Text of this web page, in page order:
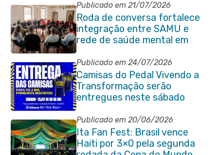
Publicado em 21/07/2026
Roda de conversa fortalece
integração entre SAMU e
rede de saúde mental em
Itaboraí
Publicado em 24/07/2026
Camisas do Pedal Vivendo a
Transformação serão
entregues neste sábado
(25/07)
Publicado em 20/06/2026
Ita Fan Fest: Brasil vence
Haiti por 3×0 pela segunda